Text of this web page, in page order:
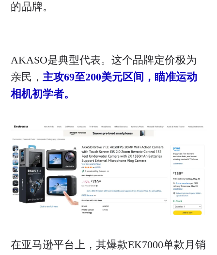
的品牌。
AKASO是典型代表。这个品牌定价极为
亲民， 主攻69至200美元区间，瞄准运动
相机初学者。
在亚马逊平台上，其爆款EK7000单款月销